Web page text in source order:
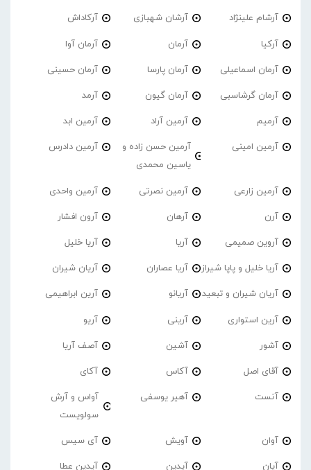
آرشام علینژاد آرشان شهبازی آرکاداش
آرکیا آرمان آرمان آوا
آرمان اسماعیلی آرمان پارسا آرمان حسینی
آرمان گرشاسبی آرمان گیون آرمد
آرمیم آرمین آراد آرمین ابد
آرمین امینی
آرمین حسن زاده و
یاسین محمدی
آرمین دادرس
آرمین زارعی آرمین نصرتی آرمین واحدی
آرن آرهان آرون افشار
آروین صمیمی آریا آریا خلیل
آریا خلیل و پاپا شیراز آریا عصاران آریان شیران
آریان شیران و تبعید آریانو آرین ابراهیمی
آرین استواری آرینی آریو
آشور آشین آصف آریا
آقای اصل آکاس آکای
آنست آهیر یوسفی
آواس و آرش
سولویست
آوان آویش آی سیس
آیان آیدین آیدین عطا